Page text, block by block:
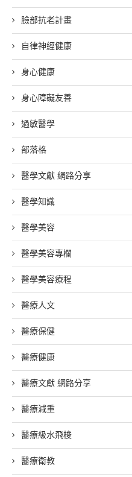
臉部抗老計畫
自律神經健康
身心健康
身心障礙友善
過敏醫學
部落格
醫學文獻 網路分享
醫學知識
醫學美容
醫學美容專欄
醫學美容療程
醫療人文
醫療保健
醫療健康
醫療文獻 網路分享
醫療減重
醫療級水飛梭
醫療衛教